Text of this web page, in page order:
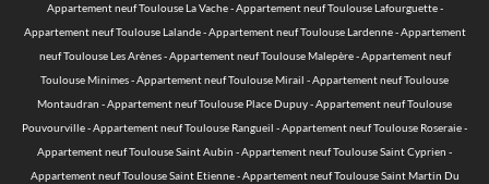
Appartement neuf Toulouse La Vache-Appartement neuf Toulouse Lafourguette-
Appartement neuf Toulouse Lalande-Appartement neuf Toulouse Lardenne-Appartement
neuf Toulouse Les Arènes-Appartement neuf Toulouse Malepère-Appartement neuf
Toulouse Minimes-Appartement neuf Toulouse Mirail -Appartement neuf Toulouse
Montaudran -Appartement neuf Toulouse Place Dupuy-Appartement neuf Toulouse
Pouvourville-Appartement neuf Toulouse Rangueil -Appartement neuf Toulouse Roseraie-
Appartement neuf Toulouse Saint Aubin -Appartement neuf Toulouse Saint Cyprien -
Appartement neuf Toulouse Saint Etienne-Appartement neuf Toulouse Saint Martin Du